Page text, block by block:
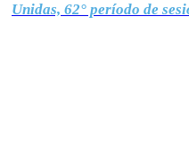
Unidas, 62° período de